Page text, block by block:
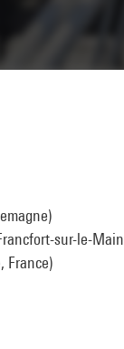
sur-le-Main
France)